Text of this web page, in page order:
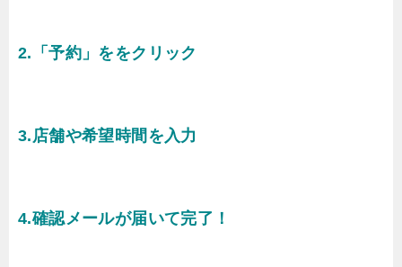
2.「予約」ををクリック
3.店舗や希望時間を入力
4.確認メールが届いて完了！